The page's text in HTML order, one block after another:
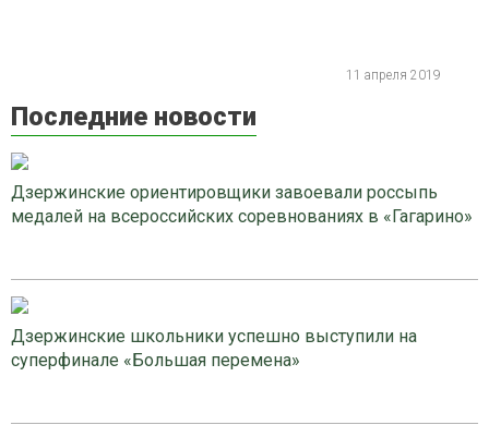
11 апреля 2019
Последние новости
Дзержинские ориентировщики завоевали россыпь
медалей на всероссийских соревнованиях в «Гагарино»
Дзержинские школьники успешно выступили на
суперфинале «Большая перемена»